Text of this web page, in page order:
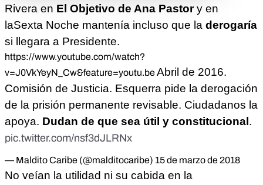
Rivera en El Objetivo de Ana Pastory en
laSexta Noche mantenía incluso que la derogaría
si llegara a Presidente.
https://www.youtube.com/watch?
v=J0VkYeyN_Cw&feature=youtu.beAbril de 2016.
Comisión de Justicia. Esquerra pide la derogación
de la prisión permanente revisable. Ciudadanos la
apoya. Dudan de que sea útil y constitucional .
pic.twitter.com/nsf3dJLRNx
— Maldito Caribe (@malditocaribe) 15 de marzo de 2018
No veían la utilidad ni su cabida en la